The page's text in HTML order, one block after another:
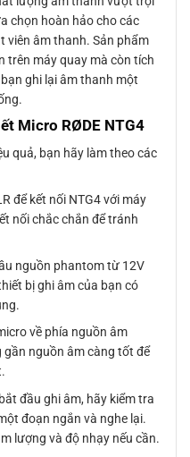
chọn hoàn hảo cho các
viên âm thanh. Sản phẩm
trên máy quay mà còn tích
ghi lại âm thanh một
Micro RØDE NTG4
quả, bạn hãy làm theo các
để kết nối NTG4 với máy
nối chắc chắn để tránh
nguồn phantom từ 12V
bị ghi âm của bạn có
về phía nguồn âm
nguồn âm càng tốt để
đầu ghi âm, hãy kiểm tra
đoạn ngắn và nghe lại.
lượng và độ nhạy nếu cần.